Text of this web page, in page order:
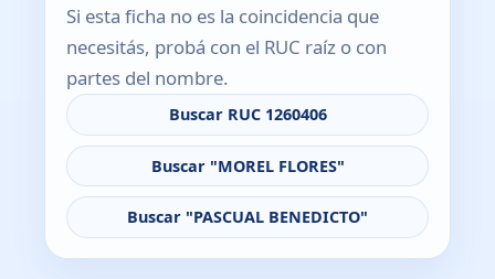
Si esta ficha no es la coincidencia que
necesitás, probá con el RUC raíz o con
partes del nombre.
Buscar RUC 1260406
Buscar "MOREL FLORES"
Buscar "PASCUAL BENEDICTO"